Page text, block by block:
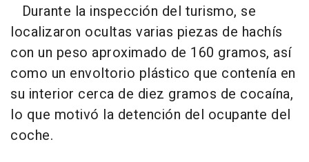
Durante la inspección del turismo, se
localizaron ocultas varias piezas de hachís
con un peso aproximado de 160 gramos, así
como un envoltorio plástico que contenía en
su interior cerca de diez gramos de cocaína,
lo que motivó la detención del ocupante del
coche.